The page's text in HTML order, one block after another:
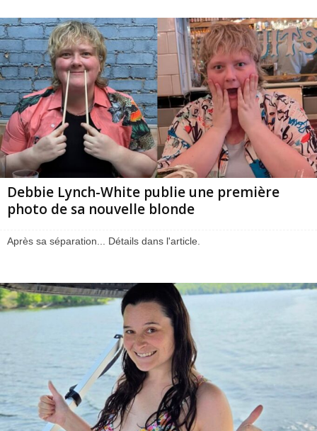
Debbie Lynch-White publie une première
photo de sa nouvelle blonde
Après sa séparation... Détails dans l'article.